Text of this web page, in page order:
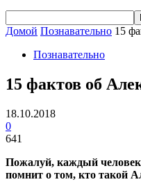
Домой Познавательно 15
Познавательно
15 фактов об
18.10.2018
0
641
Пожалуй, каждый
помнит о том, кто такой